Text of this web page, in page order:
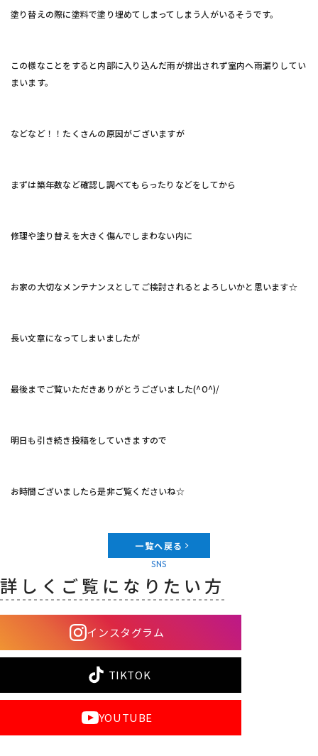
塗り替えの際に塗料で塗り埋めてしまってしまう人がいるそうです。
この様なことをすると内部に入り込んだ雨が排出されず室内へ雨漏りしてい
まいます。
などなど！！たくさんの原因がございますが
まずは築年数など確認し調べてもらったりなどをしてから
修理や塗り替えを大きく傷んでしまわない内に
お家の大切なメンテナンスとしてご検討されるとよろしいかと思います☆
長い文章になってしまいましたが
最後までご覧いただきありがとうございました(^O^)/
明日も引き続き投稿をしていきますので
お時間ございましたら是非ご覧くださいね☆
一覧へ戻る
SNS
詳しくご覧になりたい方
インスタグラム
TIKTOK
YOUTUBE